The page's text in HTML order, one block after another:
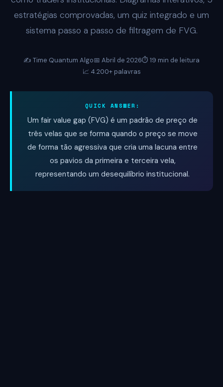
estratégias comprovadas, um quiz integrado e um
sistema passo a passo de filtragem de FVG.
✍️ Time Quantum Algo📅 Abril de 2026⏱️ 19 min de leitura
📈 4.200+ palavras
QUICK ANSWER:
Um fair value gap (FVG) é um padrão de preço de
três velas que se forma quando o preço se move
de forma tão agressiva que cria uma lacuna entre
os pavios da primeira e terceira vela,
representando um desequilíbrio institucional.